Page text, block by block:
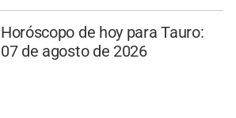
Horóscopo de hoy para Tauro:
07 de agosto de 2026